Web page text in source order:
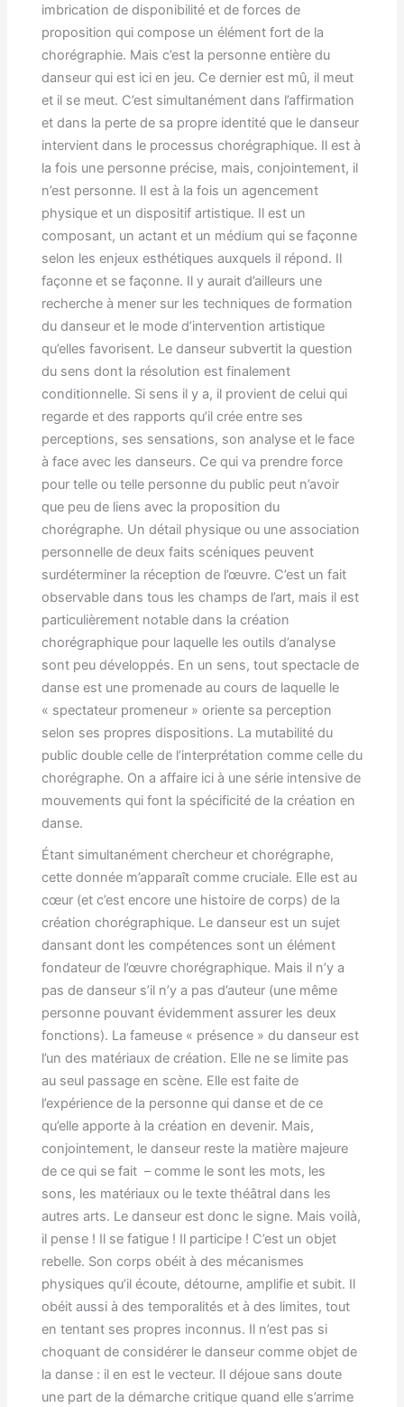
imbrication de disponibilité et de forces de
proposition qui compose un élément fort de la
chorégraphie. Mais c’est la personne entière du
danseur qui est ici en jeu. Ce dernier est mû, il meut
et il se meut. C’est simultanément dans l’affirmation
et dans la perte de sa propre identité que le danseur
intervient dans le processus chorégraphique. Il est à
la fois une personne précise, mais, conjointement, il
n’est personne. Il est à la fois un agencement
physique et un dispositif artistique. Il est un
composant, un actant et un médium qui se façonne
selon les enjeux esthétiques auxquels il répond. Il
façonne et se façonne. Il y aurait d’ailleurs une
recherche à mener sur les techniques de formation
du danseur et le mode d’intervention artistique
qu’elles favorisent. Le danseur subvertit la question
du sens dont la résolution est finalement
conditionnelle. Si sens il y a, il provient de celui qui
regarde et des rapports qu’il crée entre ses
perceptions, ses sensations, son analyse et le face
à face avec les danseurs. Ce qui va prendre force
pour telle ou telle personne du public peut n’avoir
que peu de liens avec la proposition du
chorégraphe. Un détail physique ou une association
personnelle de deux faits scéniques peuvent
surdéterminer la réception de l’œuvre. C’est un fait
observable dans tous les champs de l’art, mais il est
particulièrement notable dans la création
chorégraphique pour laquelle les outils d’analyse
sont peu développés. En un sens, tout spectacle de
danse est une promenade au cours de laquelle le
« spectateur promeneur » oriente sa perception
selon ses propres dispositions. La mutabilité du
public double celle de l’interprétation comme celle du
chorégraphe. On a affaire ici à une série intensive de
mouvements qui font la spécificité de la création en
danse.
Étant simultanément chercheur et chorégraphe,
cette donnée m’apparaît comme cruciale. Elle est au
cœur (et c’est encore une histoire de corps) de la
création chorégraphique. Le danseur est un sujet
dansant dont les compétences sont un élément
fondateur de l’œuvre chorégraphique. Mais il n’y a
pas de danseur s’il n’y a pas d’auteur (une même
personne pouvant évidemment assurer les deux
fonctions). La fameuse « présence » du danseur est
l’un des matériaux de création. Elle ne se limite pas
au seul passage en scène. Elle est faite de
l’expérience de la personne qui danse et de ce
qu’elle apporte à la création en devenir. Mais,
conjointement, le danseur reste la matière majeure
de ce qui se fait – comme le sont les mots, les
sons, les matériaux ou le texte théâtral dans les
autres arts. Le danseur est donc le signe. Mais voilà,
il pense ! Il se fatigue ! Il participe ! C’est un objet
rebelle. Son corps obéit à des mécanismes
physiques qu’il écoute, détourne, amplifie et subit. Il
obéit aussi à des temporalités et à des limites, tout
en tentant ses propres inconnus. Il n’est pas si
choquant de considérer le danseur comme objet de
la danse : il en est le vecteur. Il déjoue sans doute
une part de la démarche critique quand elle s’arrime